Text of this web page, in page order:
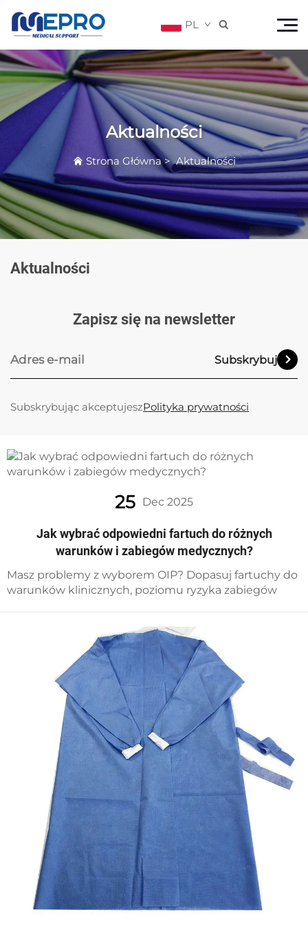
PL 
Aktualności
Strona Główna>Aktualności
Aktualności
Zapisz się na newsletter
Subskrybuj
Subskrybując akceptujeszPolityka prywatności
25 Dec 2025
Jak wybrać odpowiedni fartuch do różnych
warunków i zabiegów medycznych?
Masz problemy z wyborem OIP? Dopasuj fartuchy do
warunków klinicznych, poziomu ryzyka zabiegów
przewodnik decyzyjny.